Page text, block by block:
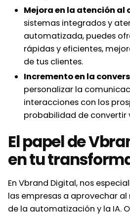
Mejora en la atención al
sistemas integrados y
automatizada, puedes
rápidas y eficientes,
de tus clientes.
Incremento en la
personalizar la
interacciones con los
probabilidad de convertir
El papel de
en tu
En Vbrand Digital, nos
las empresas a aprovechar
de la automatización y la IA.